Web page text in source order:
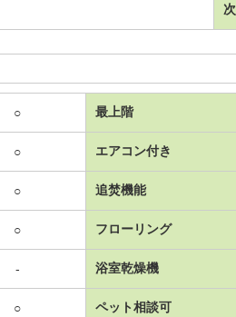
○ 最上階
○ エアコン付き
○ 追焚機能
○ フローリング
- 浴室乾燥機
○ ペット相談可